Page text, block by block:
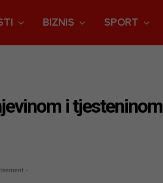
BIZNIS SPORT
i tjesteninom
-